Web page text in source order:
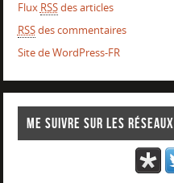
Flux RSSdes articles
RSSdes commentaires
Site de WordPress-FR
Me suivre sur les réseaux